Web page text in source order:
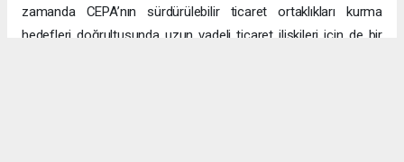
zamanda CEPA’nın sürdürülebilir ticaret ortaklıkları kurma
hedefleri doğrultusunda uzun vadeli ticaret ilişkileri için de bir